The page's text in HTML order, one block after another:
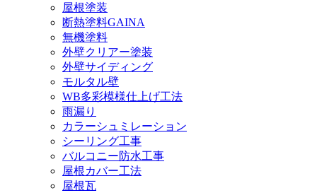
屋根塗装
断熱塗料GAINA
無機塗料
外壁クリアー塗装
外壁サイディング
モルタル壁
WB多彩模様仕上げ工法
雨漏り
カラーシュミレーション
シーリング工事
バルコニー防水工事
屋根カバー工法
屋根瓦